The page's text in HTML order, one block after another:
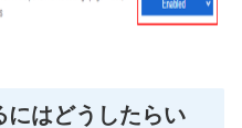
にはどうしたらい